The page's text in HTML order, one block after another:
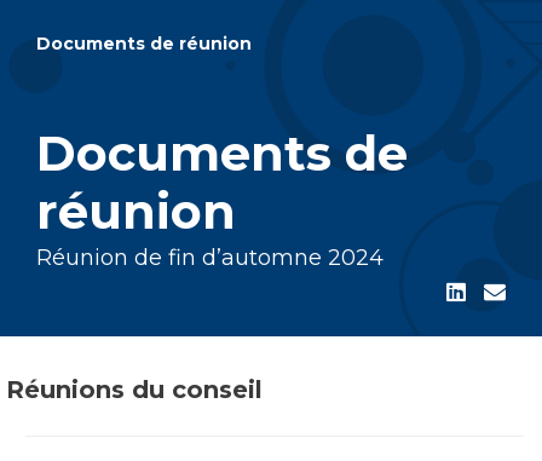
Documents de réunion
Documents de
réunion
Réunion de fin d’automne 2024
Réunions du conseil